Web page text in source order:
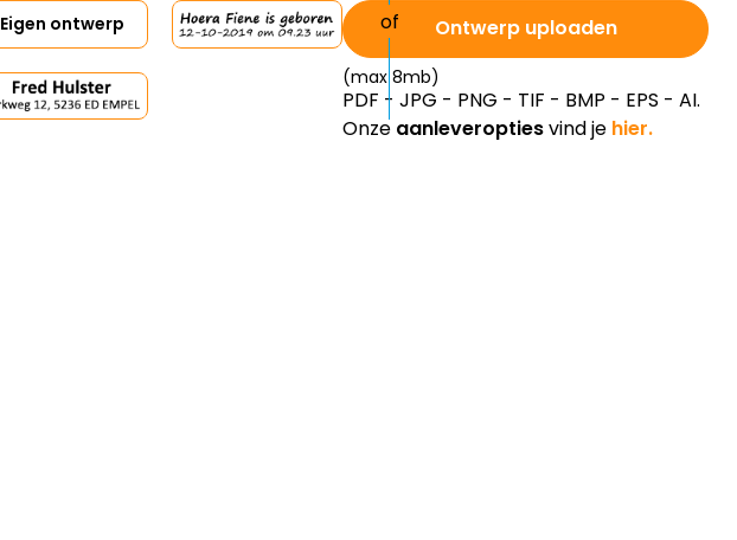
Eigen ontwerp Ontwerp uploaden
(max 8mb)
PDF - JPG - PNG - TIF - BMP - EPS - AI.
Onze aanleveroptiesvind je hier.